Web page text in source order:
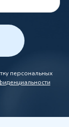
персональных